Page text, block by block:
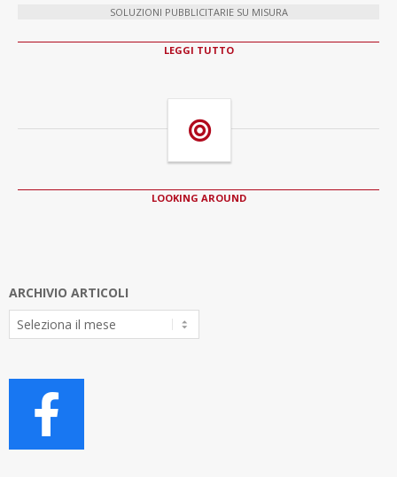
SOLUZIONI PUBBLICITARIE SU MISURA
LEGGI TUTTO
LOOKING AROUND
ARCHIVIO ARTICOLI
Archivio
Articoli